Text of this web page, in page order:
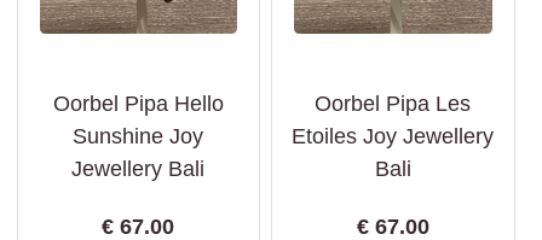
Oorbel Pipa Hello
Sunshine Joy
Jewellery Bali
€67.00
Oorbel Pipa Les
Etoiles Joy Jewellery
Bali
€ 67.00